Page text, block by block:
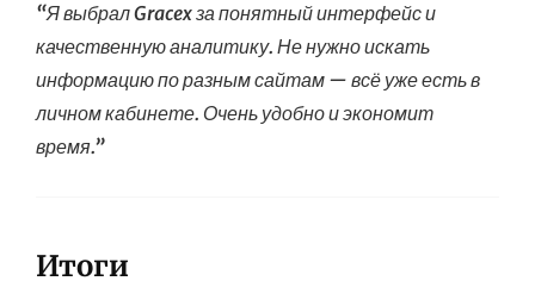
“Я выбрал Gracex за понятный интерфейс и
качественную аналитику. Не нужно искать
информацию по разным сайтам — всё уже есть в
личном кабинете. Очень удобно и экономит
время.”
Итоги